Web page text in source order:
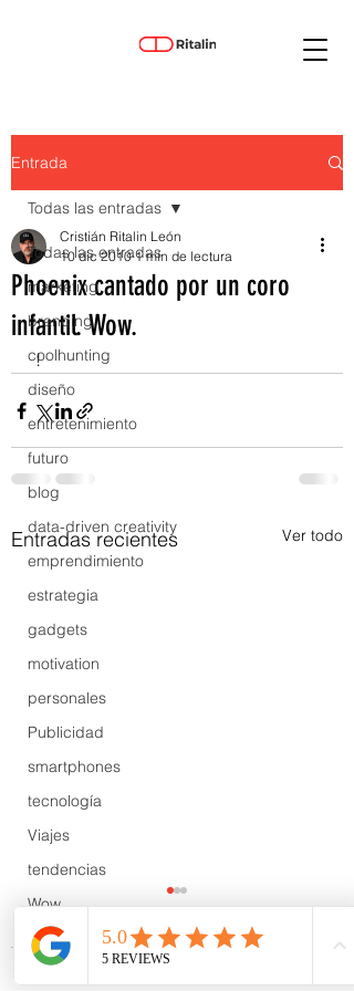
Entrada
Todas las entradas
marketing
branding
coolhunting
diseño
entretenimiento
futuro
blog
data-driven creativity
emprendimiento
estrategia
gadgets
motivation
personales
Publicidad
smartphones
tecnología
Viajes
tendencias
Wow
B2B
Showcase
Todas las entradas
Phoenix cantado por un coro
infantil. Wow.
Cristián Ritalin León
10 dic 2010 1 min de lectura
!
Entradas recientes Ver todo